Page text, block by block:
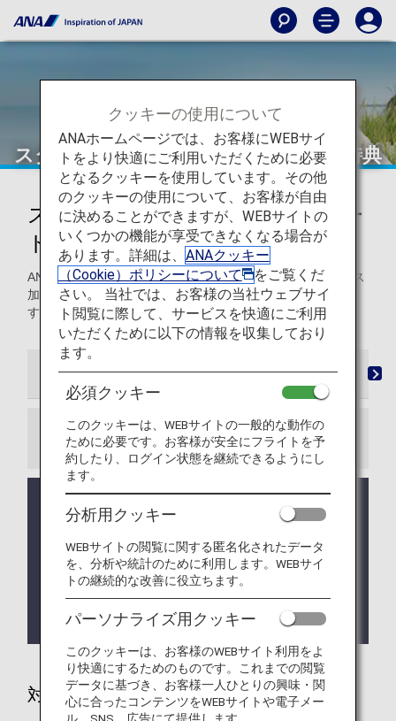
スター アライアンスアップグレード特典
スター アライアンスアップグレー
ド特典
ANAマイレージクラブ会員は、世界中のスター アライアンス
加盟航空会社でアップグレードにマイルをご利用になれま
す。
ご利用条件 必要マイル・ポイントチャート お
お知らせ
員が対象になります。お一人様ずつお申し込みの場
い。
アシアナ航空（OZ）便のご利用は2026年12月16日
（水）ご搭乗分までとなります。詳しくはアシアナ
航空との提携終了についてをご確認ください。
対象便
クッキーの使用について
ANAホームページでは、お客様にWEBサイ
トをより快適にご利用いただくために必要
となるクッキーを使用しています。その他
のクッキーの使用について、お客様が自由
に決めることができますが、WEBサイトの
いくつかの機能が享受できなくなる場合が
あります。詳細は、 ANAクッキー
（Cookie）ポリシーについて
をご覧くだ
さい。 当社では、お客様の当社ウェブサイ
ト閲覧に際して、サービスを快適にご利用
いただくために以下の情報を収集しており
ます。
必須クッキー
このクッキーは、WEBサイトの一般的な動作の
ために必要です。お客様が安全にフライトを予
約したり、ログイン状態を継続できるようにし
ます。
分析用クッキー
WEBサイトの閲覧に関する匿名化されたデータ
を、分析や統計のために利用します。WEBサイ
トの継続的な改善に役立ちます。
パーソナライズ用クッキー
このクッキーは、お客様のWEBサイト利用をよ
り快適にするためのものです。これまでの閲覧
データに基づき、お客様一人ひとりの興味・関
心に合ったコンテンツをWEBサイトや電子メー